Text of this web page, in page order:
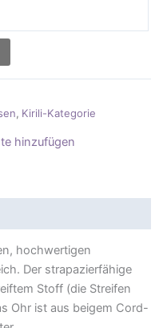
, Kirili-Kategorie
hinzufügen
hochwertigen
Der strapazierfähige
Stoff (die Streifen
Ohr ist aus beigem Cord-